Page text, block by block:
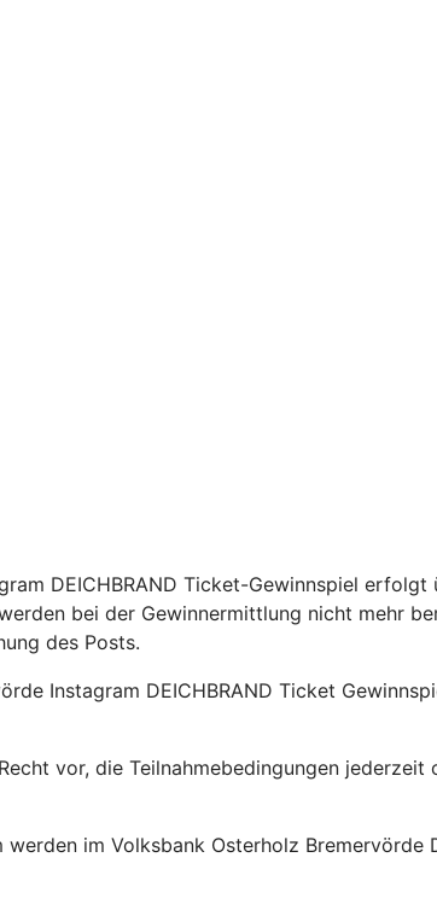
DEICHBRAND Ticket-Gewinnspiel
bei der Gewinnermittlung nicht mehr
des Posts.
Instagram DEICHBRAND Ticket
vor, die Teilnahmebedingungen jederzeit
im Volksbank Osterholz Bremervörde